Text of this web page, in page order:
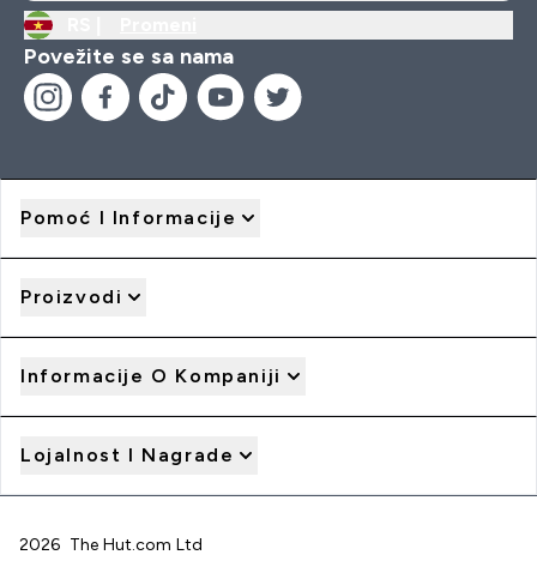
Povežite se sa nama
Pomoć I Informacije
Proizvodi
Informacije O Kompaniji
Lojalnost I Nagrade
2026 The Hut.com Ltd